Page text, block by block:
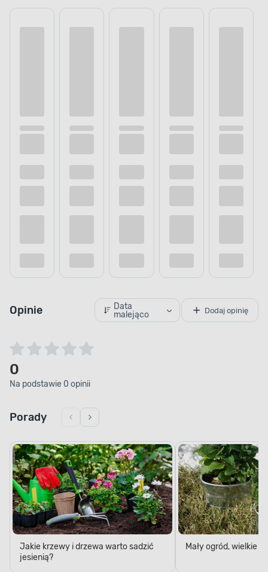
Opinie
Data
malejąco
Dodaj opinię
0
Na podstawie 0 opinii
Porady
Jakie krzewy i drzewa warto sadzić
jesienią?
Mały ogród, wielkie